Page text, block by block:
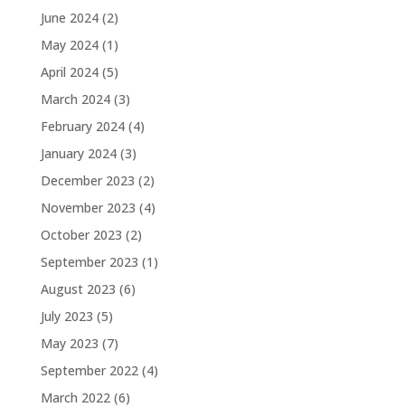
June 2024(2)
May 2024(1)
April 2024(5)
March 2024(3)
February 2024(4)
January 2024(3)
December 2023 (2)
November 2023 (4)
October 2023 (2)
September 2023 (1)
August 2023 (6)
July 2023 (5)
May 2023 (7)
September 2022(4)
March 2022(6)